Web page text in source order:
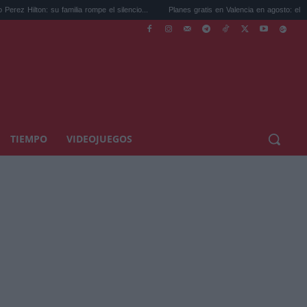
familia rompe el silencio... Planes gratis en Valencia en agosto: el Centre del...
TIEMPO VIDEOJUEGOS